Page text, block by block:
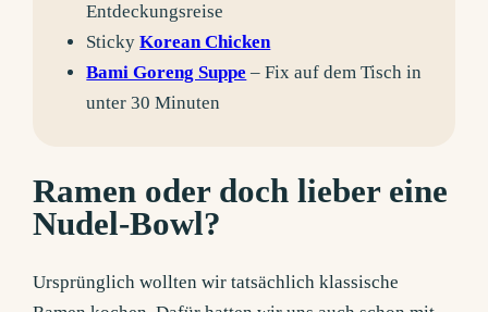
Entdeckungsreise
StickyKorean Chicken
Bami Goreng Suppe – Fix auf dem Tisch in
unter 30 Minuten
Ramen oder doch lieber eine
Nudel-Bowl?
Ursprünglich wollten wir tatsächlich klassische